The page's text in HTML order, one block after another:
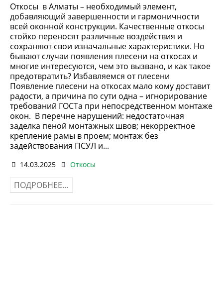
Откосы в Алматы – необходимый элемент,
добавляющий завершенности и гармоничности
всей оконной конструкции. Качественные откосы
стойко переносят различные воздействия и
сохраняют свои изначальные характеристики. Но
бывают случаи появления плесени на откосах и
многие интересуются, чем это вызвано, и как такое
предотвратить? Избавляемся от плесени
Появление плесени на откосах мало кому доставит
радости, а причина по сути одна – игнорирование
требований ГОСТа при непосредственном монтаже
окон. В перечне нарушений: недостаточная
заделка пеной монтажных швов; некорректное
крепление рамы в проем; монтаж без
задействования ПСУЛ и...
14.03.2025 Откосы
ПОДРОБНЕЕ...